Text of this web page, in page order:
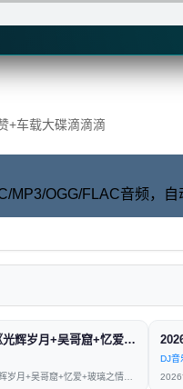
+车载大碟滴滴滴
OGG/FLAC音频，
粤语女声《光辉岁月+吴哥窟+忆爱+玻璃之情+让一切随风+谁明浪子心》好听到爆?
粤语女声《光辉岁月+吴哥窟+忆爱+玻璃之情+让一切随风+谁明
DJ音